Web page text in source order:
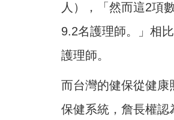
人），「然而這2項
9.2名護理師。」相
護理師。
而台灣的健保從健康
保健系統，詹長權認